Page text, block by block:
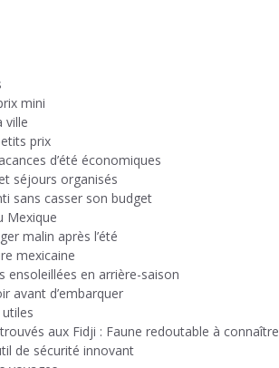
mini
ville
prix
d’été économiques
séjours organisés
sans casser son budget
Mexique
malin après l’été
mexicaine
ensoleillées en arrière-saison
avant d’embarquer
aux Fidji : Faune redoutable à connaître
de sécurité innovant